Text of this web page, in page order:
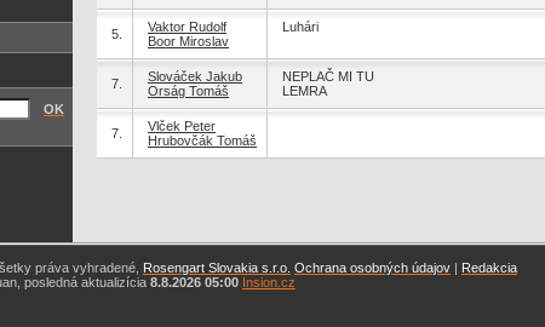
OK
5.
Vaktor Rudolf
Boor Miroslav
Luhári
7.
Slováček Jakub
Orság Tomáš
NEPLAČ MI TU
LEMRA
7.
Vlček Peter
Hrubovčák Tomáš
práva vyhradené, Rosengart Slovakia s.r.o. Ochrana osobných údajov | Redakcia
posledná aktualizícia 8.8.2026 05:00 Insion.cz